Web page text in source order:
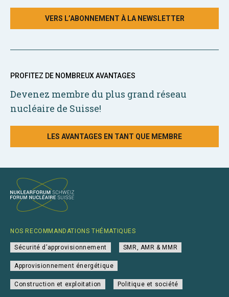
VERS L’ABONNEMENT À LA NEWSLETTER
PROFITEZ DE NOMBREUX AVANTAGES
Devenez membre du plus grand réseau
nucléaire de Suisse!
LES AVANTAGES EN TANT QUE MEMBRE
NOS RECOMMANDATIONS THÉMATIQUES
Sécurité d’approvisionnement SMR, AMR & MMR
Approvisionnement énergétique
Construction et exploitation Politique et société